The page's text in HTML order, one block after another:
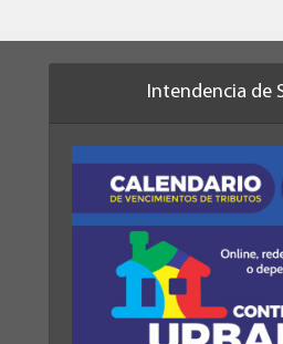
Intendencia de